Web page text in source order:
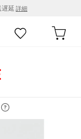
遅延 詳細